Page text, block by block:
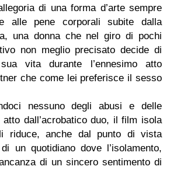
di una forma d’arte sempre
alle pene corporali subite dalla
una donna che nel giro di pochi
non meglio precisato decide di
vita durante l’ennesimo atto
che come lei preferisce il sesso
nessuno degli abusi e delle
dall’acrobatico duo, il film isola
riduce, anche dal punto di vista
un quotidiano dove l’isolamento,
di un sincero sentimento di